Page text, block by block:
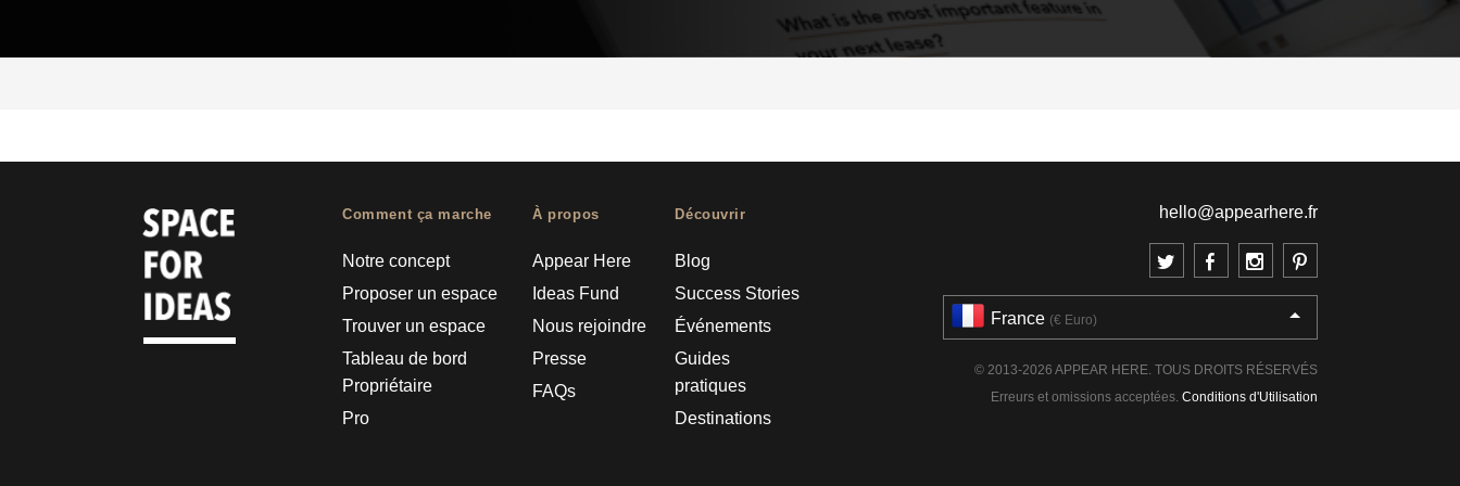
Comment ça marche
Notre concept
Proposer un espace
Trouver un espace
Tableau de bord
Propriétaire
Pro
À propos
Appear Here
Ideas Fund
Nous rejoindre
Presse
FAQs
Découvrir
Blog
Success Stories
Événements
Guides
pratiques
Destinations
hello@appearhere.fr
France (€ Euro)
© 2013-2026 APPEAR HERE. TOUS DROITS RÉSERVÉS
Erreurs et omissions acceptées. Conditions d'Utilisation